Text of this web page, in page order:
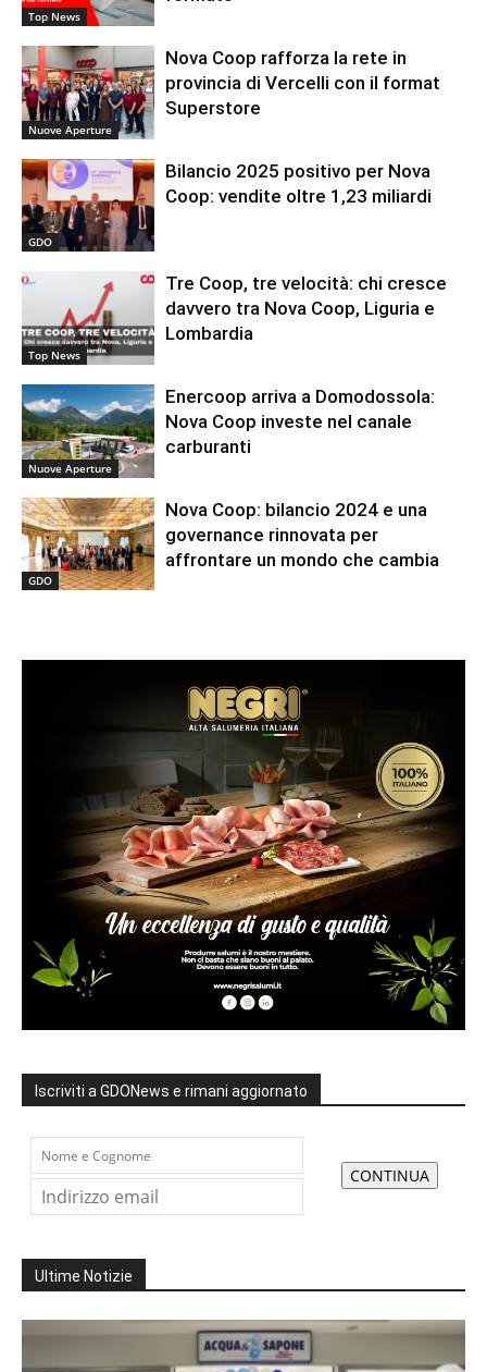
Top News
Nuove Aperture
Nova Coop rafforza la rete in
provincia di Vercelli con il format
Superstore
GDO
Bilancio 2025 positivo per Nova
Coop: vendite oltre 1,23 miliardi
Top News
Tre Coop, tre velocità: chi cresce
davvero tra Nova Coop, Liguria e
Lombardia
Nuove Aperture
Enercoop arriva a Domodossola:
Nova Coop investe nel canale
carburanti
GDO
Nova Coop: bilancio 2024 e una
governance rinnovata per
affrontare un mondo che cambia
Iscriviti a GDONews e rimani aggiornato
Ultime Notizie